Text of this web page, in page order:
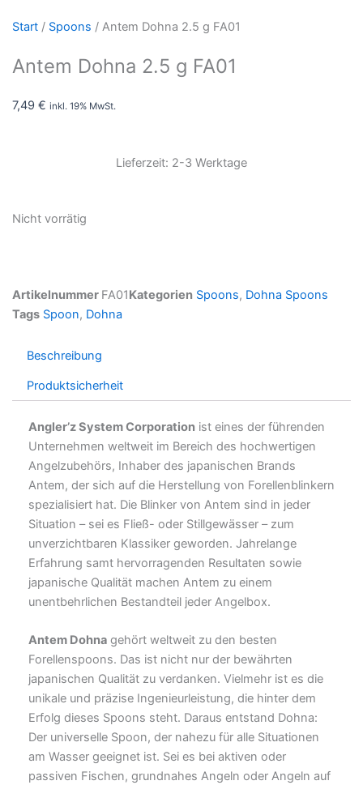
Start / Spoons / Antem Dohna 2.5 g FA01
Antem Dohna 2.5 g FA01
7,49 € inkl. 19% MwSt.
Lieferzeit: 2-3 Werktage
Nicht vorrätig
Artikelnummer FA01Kategorien Spoons, Dohna Spoons
Tags Spoon, Dohna
Beschreibung
Produktsicherheit
Angler’z System Corporation ist eines der führenden
Unternehmen weltweit im Bereich des hochwertigen
Angelzubehörs, Inhaber des japanischen Brands
Antem, der sich auf die Herstellung von Forellenblinkern
spezialisiert hat. Die Blinker von Antem sind in jeder
Situation – sei es Fließ- oder Stillgewässer – zum
unverzichtbaren Klassiker geworden. Jahrelange
Erfahrung samt hervorragenden Resultaten sowie
japanische Qualität machen Antem zu einem
unentbehrlichen Bestandteil jeder Angelbox.
Antem Dohna gehört weltweit zu den besten
Forellenspoons. Das ist nicht nur der bewährten
japanischen Qualität zu verdanken. Vielmehr ist es die
unikale und präzise Ingenieurleistung, die hinter dem
Erfolg dieses Spoons steht. Daraus entstand Dohna:
Der universelle Spoon, der nahezu für alle Situationen
am Wasser geeignet ist. Sei es bei aktiven oder
passiven Fischen, grundnahes Angeln oder Angeln auf